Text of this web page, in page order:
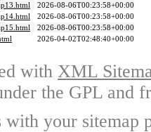
2026-08-06T00:23:58+00:00
2026-08-06T00:23:58+00:00
2026-08-06T00:23:58+00:00
2026-04-02T02:48:40+00:00
with XML
the GPL and
with your sitemap